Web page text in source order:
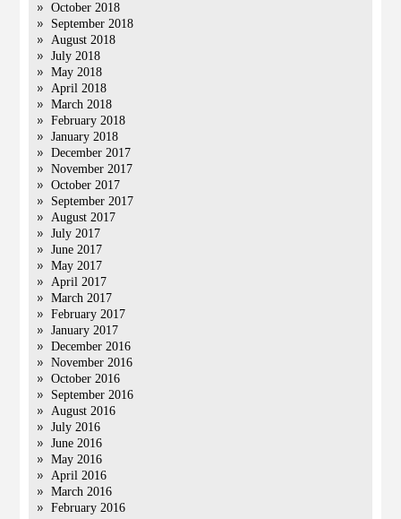
October 2018
September 2018
August 2018
July 2018
May 2018
April 2018
March 2018
February 2018
January 2018
December 2017
November 2017
October 2017
September 2017
August 2017
July 2017
June 2017
May 2017
April 2017
March 2017
February 2017
January 2017
December 2016
November 2016
October 2016
September 2016
August 2016
July 2016
June 2016
May 2016
April 2016
March 2016
February 2016